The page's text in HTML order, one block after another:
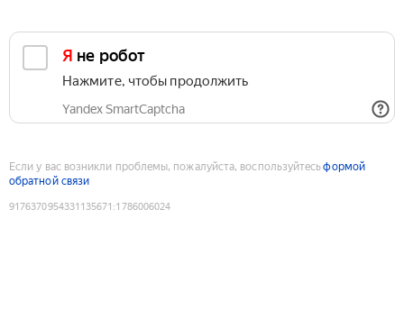
Я не робот
Нажмите, чтобы продолжить
Yandex SmartCaptcha
Если у вас возникли проблемы, пожалуйста, воспользуйтесьформой
обратной связи
9176370954331135671 :1786006024